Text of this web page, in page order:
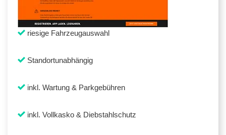
riesige Fahrzeugauswahl
Standortunabhängig
inkl. Wartung & Parkgebühren
inkl. Vollkasko & Diebstahlschutz